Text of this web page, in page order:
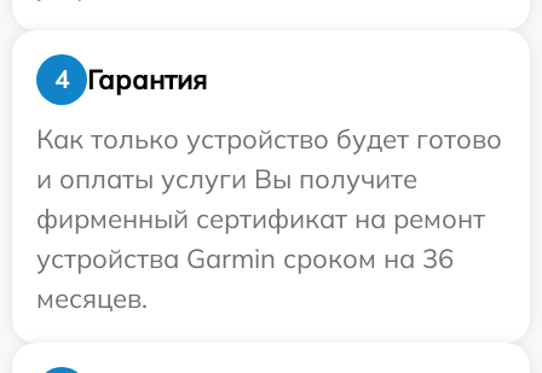
4
Гарантия
Как только устройство будет готово
и оплаты услуги Вы получите
фирменный сертификат на ремонт
устройства Garmin сроком на 36
месяцев.